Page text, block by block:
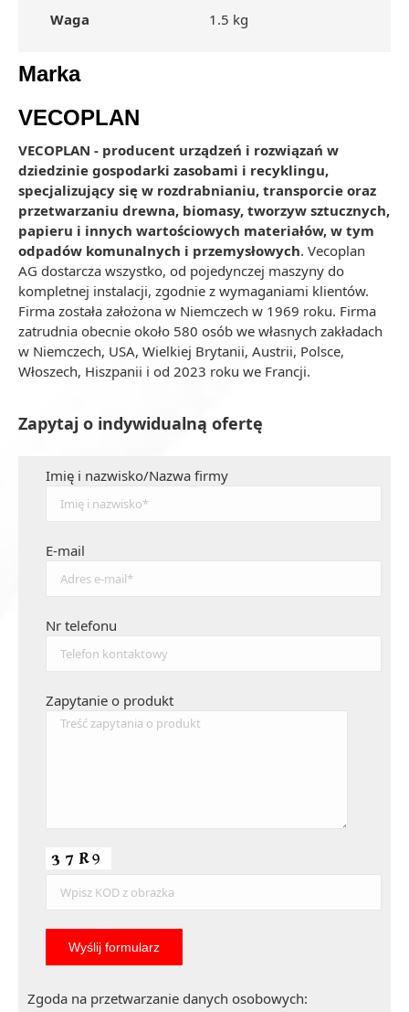
Waga 1.5 kg
Marka
VECOPLAN
VECOPLAN - producent urządzeń i rozwiązań w
dziedzinie gospodarki zasobami i recyklingu,
specjalizujący się w rozdrabnianiu, transporcie oraz
przetwarzaniu drewna, biomasy, tworzyw sztucznych,
papieru i innych wartościowych materiałów, w tym
odpadów komunalnych i przemysłowych. Vecoplan
AG dostarcza wszystko, od pojedynczej maszyny do
kompletnej instalacji, zgodnie z wymaganiami klientów.
Firma została założona w Niemczech w 1969 roku. Firma
zatrudnia obecnie około 580 osób we własnych zakładach
w Niemczech, USA, Wielkiej Brytanii, Austrii, Polsce,
Włoszech, Hiszpanii i od 2023 roku we Francji.
Zapytaj o indywidualną ofertę
Imię i nazwisko/Nazwa firmy
E-mail
Nr telefonu
Zapytanie o produkt
Zgoda na przetwarzanie danych osobowych: